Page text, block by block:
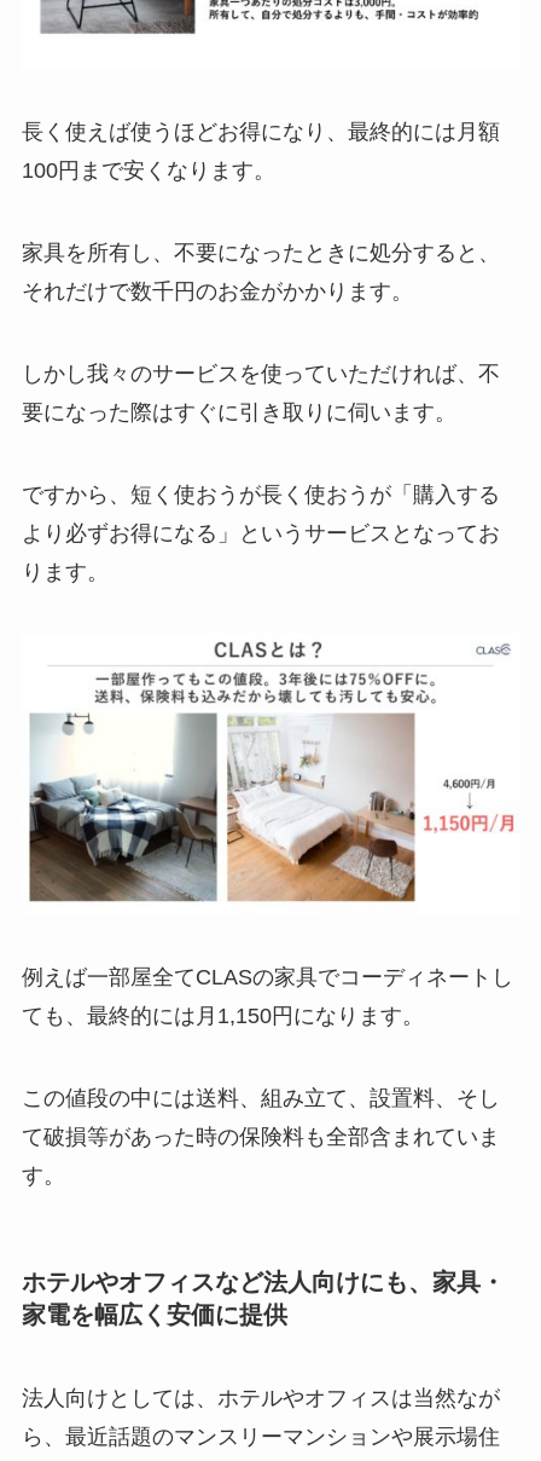
長く使えば使うほどお得になり、最終的には月額
100円まで安くなります。
家具を所有し、不要になったときに処分すると、
それだけで数千円のお金がかかります。
しかし我々のサービスを使っていただければ、不
要になった際はすぐに引き取りに伺います。
ですから、短く使おうが長く使おうが「購入する
より必ずお得になる」というサービスとなってお
ります。
例えば一部屋全てCLASの家具でコーディネートし
ても、最終的には月1,150円になります。
この値段の中には送料、組み立て、設置料、そし
て破損等があった時の保険料も全部含まれていま
す。
ホテルやオフィスなど法人向けにも、家具・
家電を幅広く安価に提供
法人向けとしては、ホテルやオフィスは当然なが
ら、最近話題のマンスリーマンションや展示場住